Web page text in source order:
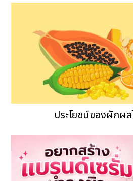
ประโยชน์ของผักผ